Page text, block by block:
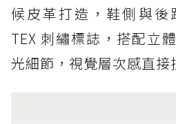
候皮革打造，鞋側與後
TEX 刺繡標誌，搭配立
光細節，視覺層次感直接